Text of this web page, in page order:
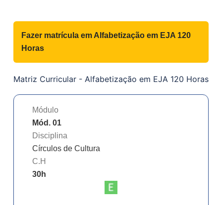
Fazer matrícula em Alfabetização em EJA 120
Horas
Matriz Curricular - Alfabetização em EJA 120 Horas
Módulo
Mód. 01
Disciplina
Círculos de Cultura
C.H
30h